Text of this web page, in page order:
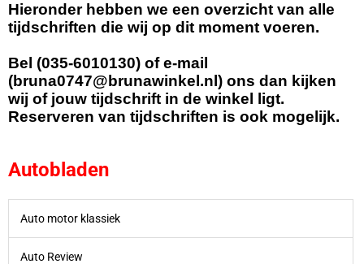
Hieronder hebben we een overzicht van alle
tijdschriften die wij op dit moment voeren.
Bel (035-6010130) of e-mail
(bruna0747@brunawinkel.nl) ons dan kijken
wij of jouw tijdschrift in de winkel ligt.
Reserveren van tijdschriften is ook mogelijk.
Autobladen
Auto motor klassiek
Auto Review